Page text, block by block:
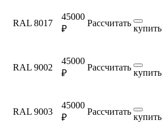
RAL 8017
45000
₽
Рассчитать
купить
RAL 9002
45000
₽
Рассчитать
купить
RAL 9003
45000
₽
Рассчитать
купить